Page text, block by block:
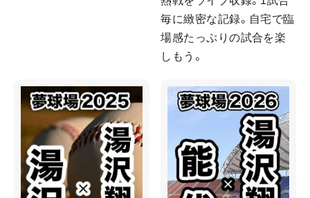
毎に緻密な記録。自宅で臨
場感たっぷりの試合を楽
しもう。